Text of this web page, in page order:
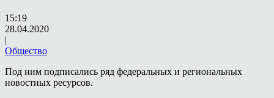
15:19
28.04.2020
|
Общество
Под ним подписались ряд федеральных и региональных
новостных ресурсов.